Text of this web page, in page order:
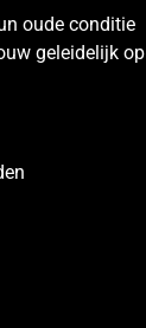
oude conditie
geleidelijk op